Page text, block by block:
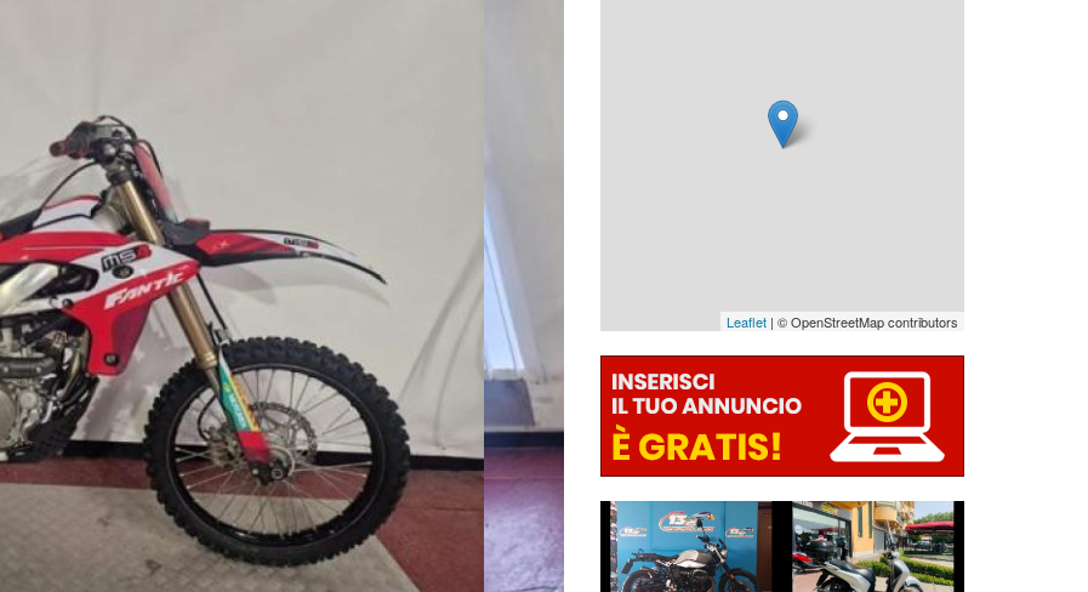
Leaflet | © OpenStreetMap contributors
BMW R-12-NINET
€ 10.790 €
HONDA SH
€ 2.590 €